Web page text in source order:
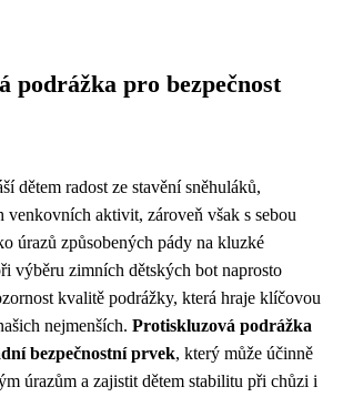
podrážka pro bezpečnost
dětem radost ze stavění sněhuláků,
venkovních aktivit, zároveň však s sebou
úrazů způsobených pády na kluzké
výběru zimních dětských bot naprosto
kvalitě podrážky, která hraje klíčovou
nejmenších. Protiskluzová podrážka
bezpečnostní prvek, který může účinně
úrazům a zajistit dětem stabilitu při chůzi i